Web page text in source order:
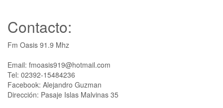
Contacto:
Fm Oasis 91.9 Mhz
Email: fmoasis919@hotmail.com
Tel: 02392-15484236
Facebook: Alejandro Guzman
Dirección: Pasaje Islas Malvinas 35